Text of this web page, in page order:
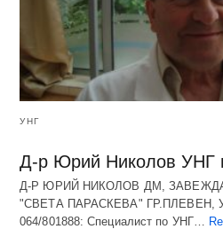
УНГ
Д-р Юрий Николов УНГ
Д-Р ЮРИЙ НИКОЛОВ ДМ,
"СВЕТА ПАРАСКЕВА" ГР.ПЛЕВЕН,
064/801888: Специалист по УНГ…